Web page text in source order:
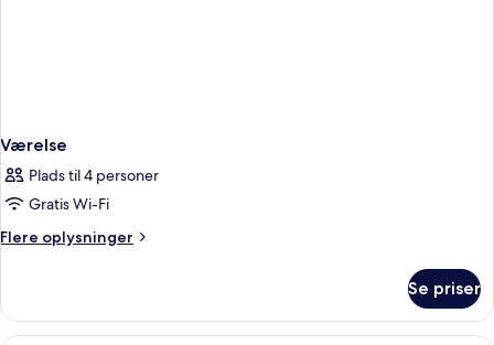
Værelse
Plads til 4 personer
Gratis Wi-Fi
Flere oplysninger
Flere
Se priser